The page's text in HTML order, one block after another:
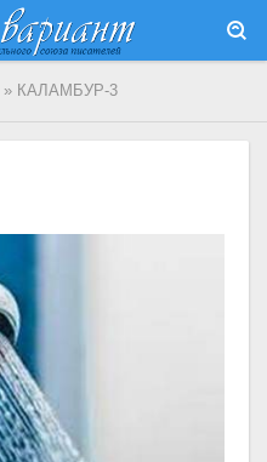
» КАЛАМБУР-3